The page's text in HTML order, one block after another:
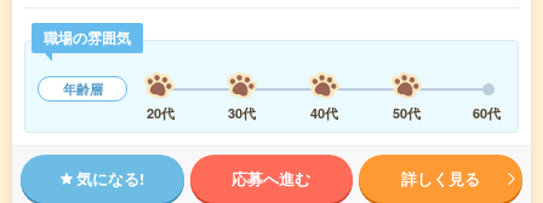
職場の雰囲気
年齢層
20代
30代 40代 50代 60代
気になる! 応募へ進む 詳しく見る